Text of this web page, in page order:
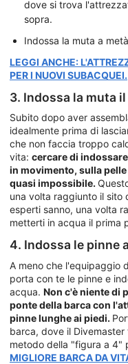
dove si trova
sopra.
Indossa la muta a
LEGGI ANCHE:
PER I NUOVI SUBACQUEI.
3. Indossa la muta
Subito dopo aver
idealmente prima di
che non faccia troppo
vita: cercare di
in movimento, sulla
quasi impossibile.
una volta raggiunto il sito
esperti sanno, una volta
metterti in acqua il prima
4. Indossa le pinne
A meno che l'equipaggio
porta con te le pinne e
acqua. Non c'è niente di
ponte della barca con
pinne lunghe ai piedi.
barca, dove il
metodo della "figura a 4"
MIGLIORE BARCA DA